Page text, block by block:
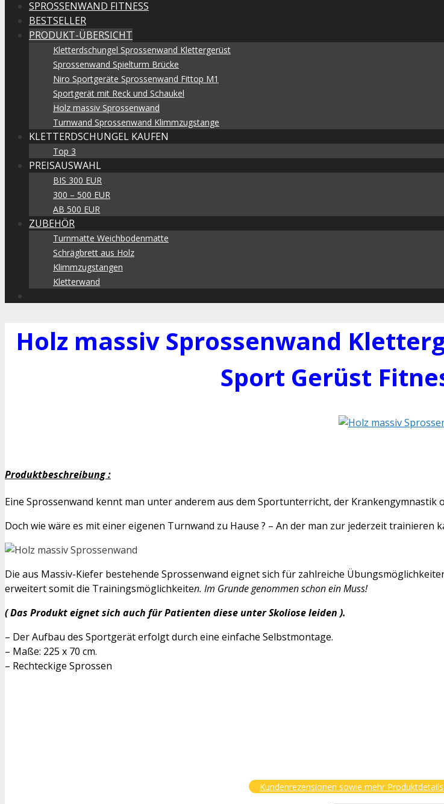
SPROSSENWAND FITNESS
BESTSELLER
PRODUKT-ÜBERSICHT
Kletterdschungel Sprossenwand Klettergerüst
Sprossenwand Spielturm Brücke
Niro Sportgeräte Sprossenwand Fittop M1
Sportgerät mit Reck und Schaukel
Holz massiv Sprossenwand
Turnwand Sprossenwand Klimmzugstange
KLETTERDSCHUNGEL KAUFEN
Top 3
PREISAUSWAHL
BIS 300 EUR
300 – 500 EUR
AB 500 EUR
ZUBEHÖR
Turnmatte Weichbodenmatte
Schrägbrett aus Holz
Klimmzugstangen
Kletterwand
Holz massiv Sprossenwand
Sport Gerüst
Produktbeschreibung :
Eine Sprossenwand kennt man unter anderem aus dem Sportunterricht, der Krankengymnastik
Doch wie wäre es mit einer eigenen Turnwand zu Hause ? – An der man zur jederzeit trainieren
Die aus Massiv-Kiefer bestehende Sprossenwand eignet sich für zahlreiche
erweitert somit die Trainingsmöglichkeiten. Im Grunde genommen schon ein Muss!
( Das Produkt eignet sich auch für Patienten diese unter Skoliose leiden ).
– Der Aufbau des Sportgerät erfolgt durch eine einfache Selbstmontage.
– Maße: 225 x 70 cm.
– Rechteckige Sprossen
Kundenrezensionen sowie mehr